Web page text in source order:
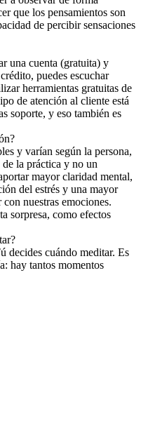
que los pensamientos son
de percibir sensaciones
una cuenta (gratuita) y
puedes escuchar
herramientas gratuitas de
de atención al cliente está
soporte, y eso también es
y varían según la persona,
la práctica y no un
mayor claridad mental,
del estrés y una mayor
nuestras emociones.
sorpresa, como efectos
decides cuándo meditar. Es
hay tantos momentos